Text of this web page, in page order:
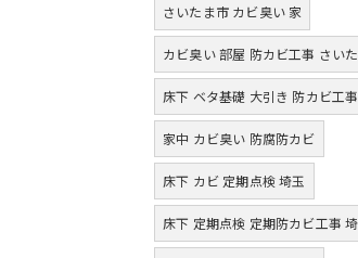
さいたま市 カビ臭い 家
カビ臭い 部屋 防カビ工事 さい
床下 ベタ基礎 大引き 防カビ工事
家中 カビ臭い 防腐防カビ
床下 カビ 定期点検 埼玉
床下 定期点検 定期防カビ工事